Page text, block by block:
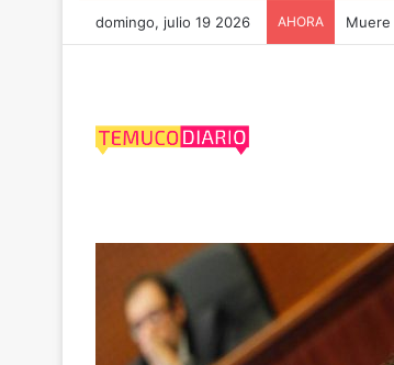
domingo, julio 19 2026 AHORA CGE y
Hasta